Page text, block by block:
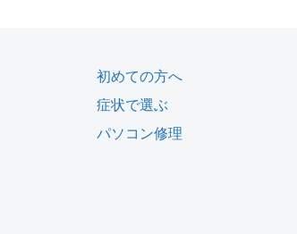
初めての方へ
症状で選ぶ
パソコン修理